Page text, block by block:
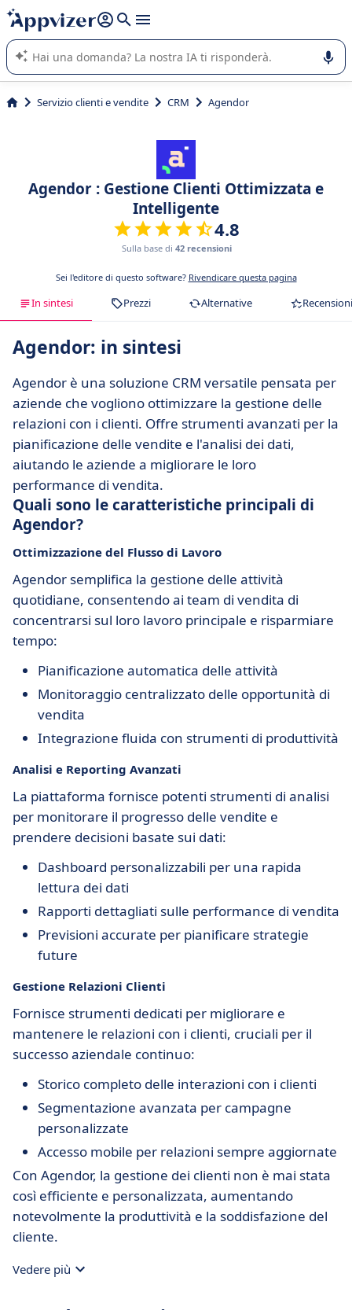
righe con
shift + enter
L'IA di Appvizer vi guida nell'utilizzo o nella scelta di un
software SaaS per la vostra azienda.
Servizio clienti e vendite CRM Agendor
Agendor : Gestione Clienti Ottimizzata e
Intelligente
4.8
Sulla base di 42 recensioni
Sei l'editore di questo software? Rivendicare questa pagina
In sintesi Prezzi Alternative Recensioni
Agendor: in sintesi
Agendor è una soluzione CRM versatile pensata per
aziende che vogliono ottimizzare la gestione delle
relazioni con i clienti. Offre strumenti avanzati per la
pianificazione delle vendite e l'analisi dei dati,
aiutando le aziende a migliorare le loro
performance di vendita.
Quali sono le caratteristiche principali di
Agendor?
Ottimizzazione del Flusso di Lavoro
Agendor semplifica la gestione delle attività
quotidiane, consentendo ai team di vendita di
concentrarsi sul loro lavoro principale e risparmiare
tempo:
Pianificazione automatica delle attività
Monitoraggio centralizzato delle opportunità di
vendita
Integrazione fluida con strumenti di produttività
Analisi e Reporting Avanzati
La piattaforma fornisce potenti strumenti di analisi
per monitorare il progresso delle vendite e
prendere decisioni basate sui dati:
Dashboard personalizzabili per una rapida
lettura dei dati
Rapporti dettagliati sulle performance di vendita
Previsioni accurate per pianificare strategie
future
Gestione Relazioni Clienti
Fornisce strumenti dedicati per migliorare e
mantenere le relazioni con i clienti, cruciali per il
successo aziendale continuo:
Storico completo delle interazioni con i clienti
Segmentazione avanzata per campagne
personalizzate
Accesso mobile per relazioni sempre aggiornate
Con Agendor, la gestione dei clienti non è mai stata
così efficiente e personalizzata, aumentando
notevolmente la produttività e la soddisfazione del
cliente.
Vedere più